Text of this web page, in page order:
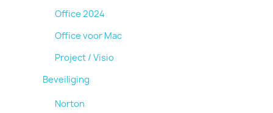
Office 2024
Office voor Mac
Project / Visio
Beveiliging
Norton